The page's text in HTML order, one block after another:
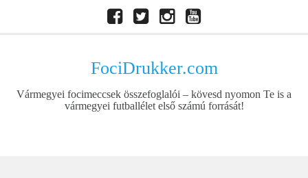
Facebook
TwitterInstagramYoutube
FociDrukker.com
Vármegyei focimeccsek összefoglalói – kövesd nyomon Te is a
vármegyei futballélet első számú forrását!